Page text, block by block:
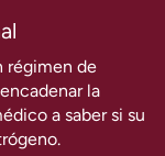
régimen de
la
a saber si su